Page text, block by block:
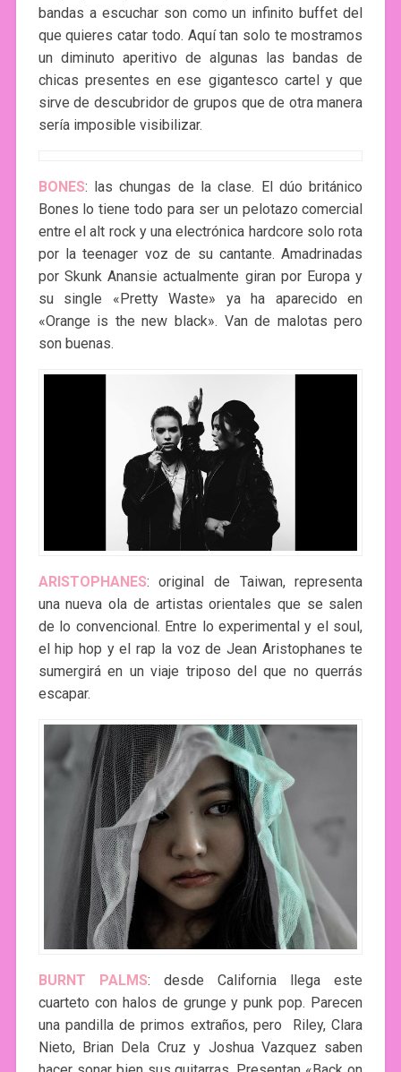
bandas a escuchar son como un infinito buffet del
que quieres catar todo. Aquí tan solo te mostramos
un diminuto aperitivo de algunas las bandas de
chicas presentes en ese gigantesco cartel y que
sirve de descubridor de grupos que de otra manera
sería imposible visibilizar.
BONES: las chungas de la clase. El dúo británico
Bones lo tiene todo para ser un pelotazo comercial
entre el alt rock y una electrónica hardcore solo rota
por la teenager voz de su cantante. Amadrinadas
por Skunk Anansie actualmente giran por Europa y
su single «Pretty Waste» ya ha aparecido en
«Orange is the new black». Van de malotas pero
son buenas.
ARISTOPHANES: original de Taiwan, representa
una nueva ola de artistas orientales que se salen
de lo convencional. Entre lo experimental y el soul,
el hip hop y el rap la voz de Jean Aristophanes te
sumergirá en un viaje triposo del que no querrás
escapar.
BURNT PALMS: desde California llega este
cuarteto con halos de grunge y punk pop. Parecen
una pandilla de primos extraños, pero Riley, Clara
Nieto, Brian Dela Cruz y Joshua Vazquez saben